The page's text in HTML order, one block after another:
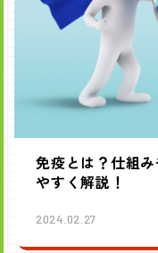
免疫とは？仕組
やすく解説！
2024.02.27